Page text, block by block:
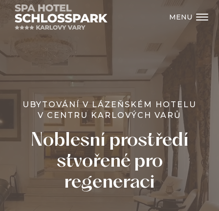
MENU
UBYTOVÁNÍ V LÁZEŇSKÉM HOTELU
V CENTRU KARLOVÝCH VARŮ
Noblesní prostředí
stvořené pro
regeneraci